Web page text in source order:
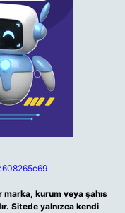
kurum veya şahıs
Sitede yalnızca kendi